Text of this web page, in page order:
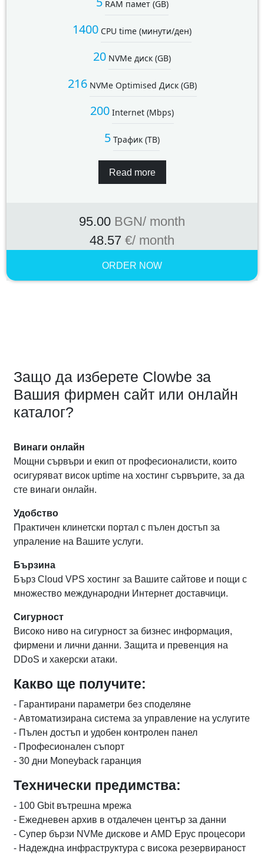
RAM памет (GB)
1400 CPU time (минути/ден)
20 NVMe диск (GB)
216 NVMe Optimised Диск (GB)
200 Internet (Mbps)
5 Трафик (TB)
Read more
95.00 BGN/ month
48.57 €/ month
ORDER NOW
Защо да изберете Clowbe за
Вашия фирмен сайт или онлайн
каталог?
Винаги онлайн
Мощни сървъри и екип от професионалисти, които
осигуряват висок uptime на хостинг сървърите, за да
сте винаги онлайн.
Удобство
Практичен клинетски портал с пълен достъп за
упраление на Вашите услуги.
Бързина
Бърз Cloud VPS хостинг за Вашите сайтове и пощи с
множество международни Интернет доставчици.
Сигурност
Високо ниво на сигурност за бизнес информация,
фирмени и лични данни. Защита и превенция на
DDoS и хакерски атаки.
Какво ще получите:
- Гарантирани параметри без споделяне
- Автоматизирана система за управление на услугите
- Пълен достъп и удобен контролен панел
- Професионален съпорт
- 30 дни Moneyback гаранция
Технически предимства:
- 100 Gbit вътрешна мрежа
- Ежедневен архив в отдалечен център за данни
- Супер бързи NVMe дискове и AMD Epyc процесори
- Надеждна инфраструктура с висока резервираност